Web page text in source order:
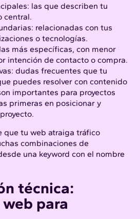
las que describen tu
central.
relacionadas con tus
o tecnologías.
más específicas, con menor
intención de contacto o compra.
dudas frecuentes que tu
puedes resolver con contenido
importantes para proyectos
primeras en posicionar y
que tu web atraiga tráfico
combinaciones de
una keyword con el nombre
técnica:
para